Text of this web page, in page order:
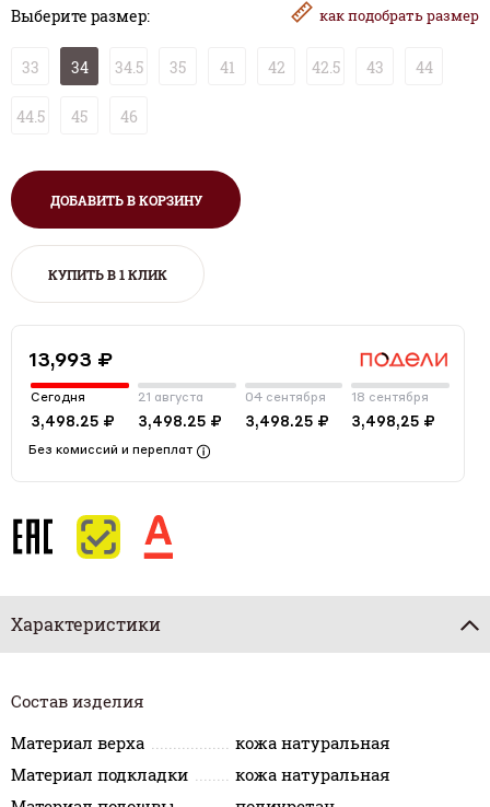
Выберите размер: какподобрать размер
33 34 34.5 35 41 42 42.5 43 44
44.5 45 46
ДОБАВИТЬ В КОРЗИНУ
КУПИТЬ В 1 КЛИК
13,993 ₽
Сегодня
3,498.25 ₽
21 августа
3,498.25 ₽
04 сентября
3,498.25 ₽
18 сентября
3,498,25 ₽
Без комиссий и переплат
Характеристики
Состав изделия
Материал верха
кожа натуральная
Материал подкладки
кожа натуральная